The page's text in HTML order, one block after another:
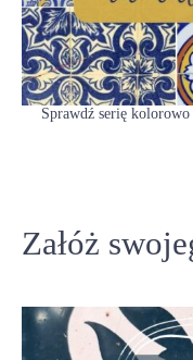
Sprawdź serię
Załóż